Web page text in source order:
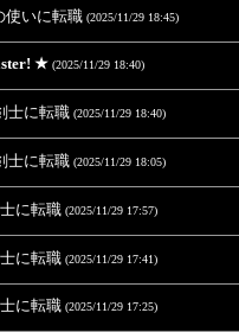
使いに転職 (2025/11/29 18:45)
★ (2025/11/29 18:40)
士に転職 (2025/11/29 18:40)
士に転職 (2025/11/29 18:05)
に転職 (2025/11/29 17:57)
に転職 (2025/11/29 17:41)
に転職 (2025/11/29 17:25)